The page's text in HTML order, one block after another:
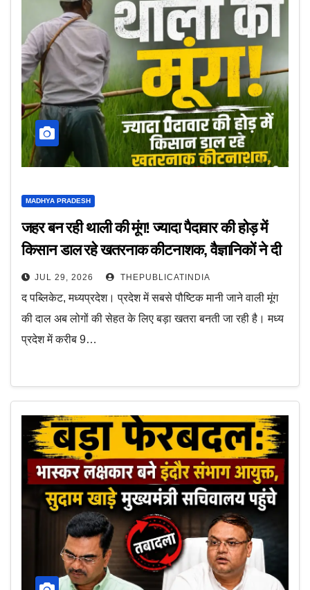
MADHYA PRADESH
जहर बन रही थाली की मूंग! ज्यादा पैदावार की होड़ में
किसान डाल रहे खतरनाक कीटनाशक, वैज्ञानिकों ने दी
कैंसर की चेतावनी
JUL 29, 2026 THEPUBLICATINDIA
द पब्लिकेट, मध्यप्रदेश। प्रदेश में सबसे पौष्टिक मानी जाने वाली मूंग
की दाल अब लोगों की सेहत के लिए बड़ा खतरा बनती जा रही है। मध्य
प्रदेश में करीब 9…